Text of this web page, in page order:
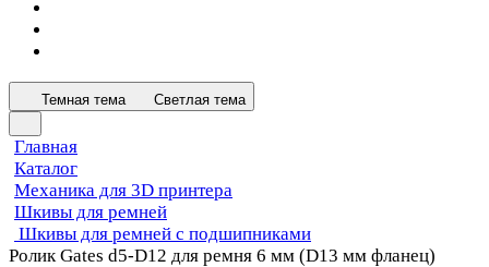
Темная тема Светлая тема
Главная
Каталог
Механика для 3D принтера
Шкивы для ремней
Шкивы для ремней с подшипниками
Ролик Gates d5-D12 для ремня 6 мм (D13 мм фланец)